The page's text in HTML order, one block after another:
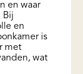
en waar
Bij
en
is
met
wat